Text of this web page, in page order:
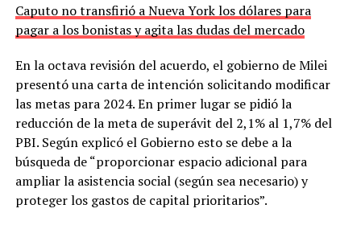
Caputo no transfirió a Nueva York los dólares para
pagar a los bonistas y agita las dudas del mercado
En la octava revisión del acuerdo, el gobierno de Milei
presentó una carta de intención solicitando modificar
las metas para 2024. En primer lugar se pidió la
reducción de la meta de superávit del 2,1% al 1,7% del
PBI. Según explicó el Gobierno esto se debe a la
búsqueda de “proporcionar espacio adicional para
ampliar la asistencia social (según sea necesario) y
proteger los gastos de capital prioritarios”.